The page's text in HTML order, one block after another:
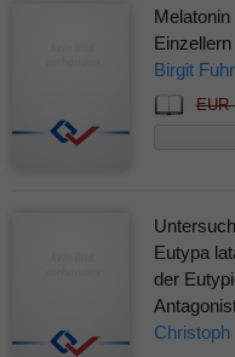
Birgit
EUR
Eutypa
der